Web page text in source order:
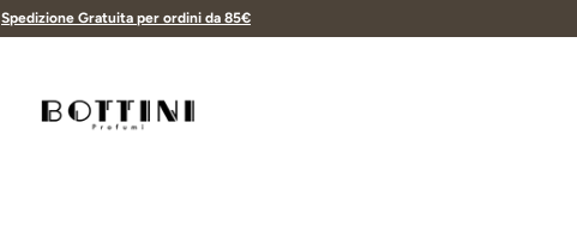
Spedizione Gratuita per ordini da 85€